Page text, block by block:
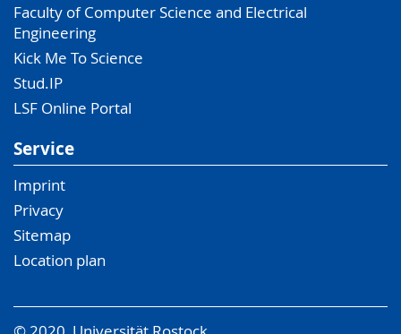
Faculty of Computer Science and Electrical
Engineering
Kick Me To Science
Stud.IP
LSF Online Portal
Service
Imprint
Privacy
Sitemap
Location plan